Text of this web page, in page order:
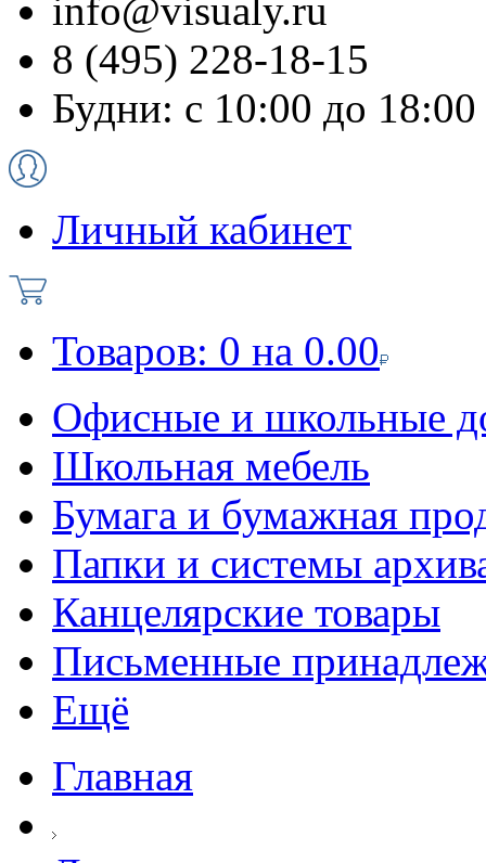
info@visualy.ru
8 (495) 228-18-15
Будни: с 10:00 до 18:00
Личный кабинет
Товаров: 0 на 0.00
Офисные и школьные
Школьная мебель
Бумага и бумажная
Папки и системы
Канцелярские товары
Письменные
Ещё
Главная